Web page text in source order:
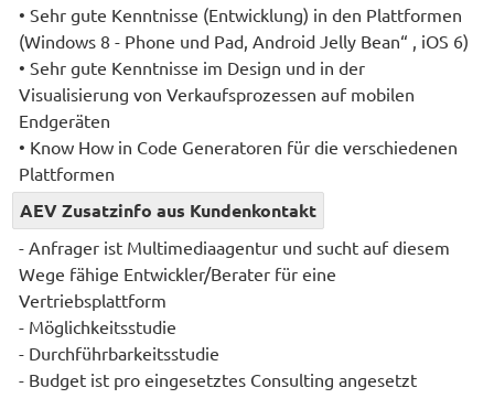
• Sehr gute Kenntnisse (Entwicklung) in den Plattformen
(Windows 8 - Phone und Pad, Android Jelly Bean“ , iOS 6)
• Sehr gute Kenntnisse im Design und in der
Visualisierung von Verkaufsprozessen auf mobilen
Endgeräten
• Know How in Code Generatoren für die verschiedenen
Plattformen
AEV Zusatzinfo aus Kundenkontakt
- Anfrager ist Multimediaagentur und sucht auf diesem
Wege fähige Entwickler/Berater für eine
Vertriebsplattform
- Möglichkeitsstudie
- Durchführbarkeitsstudie
- Budget ist pro eingesetztes Consulting angesetzt